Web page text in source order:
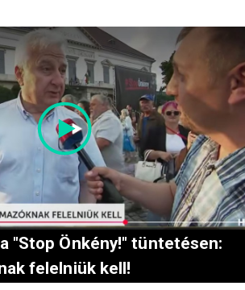
"Stop Önkény!" tüntetésen:
felelniük kell!